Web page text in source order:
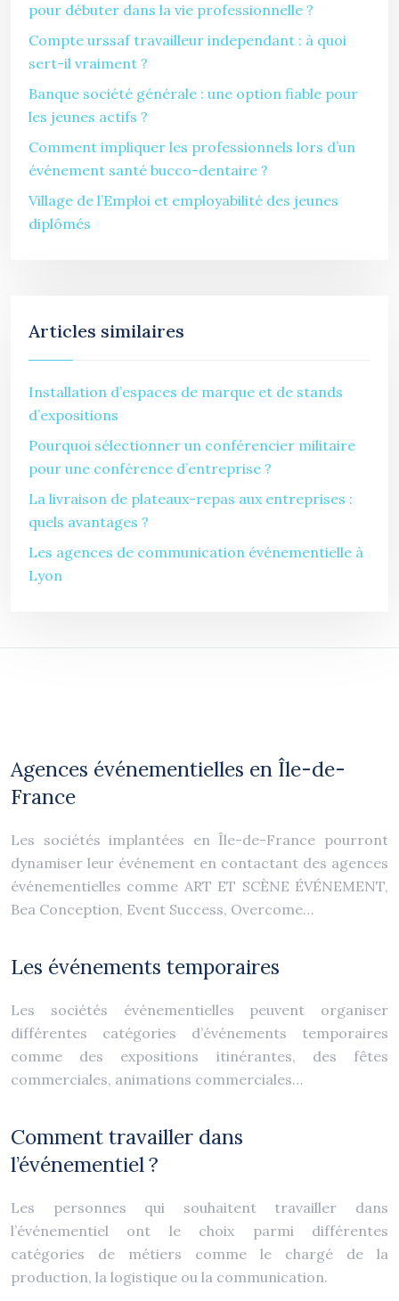
pour débuter dans la vie professionnelle ?
Compte urssaf travailleur independant : à quoi
sert-il vraiment ?
Banque société générale : une option fiable pour
les jeunes actifs ?
Comment impliquer les professionnels lors d’un
événement santé bucco-dentaire ?
Village de l’Emploi et employabilité des jeunes
diplômés
Articles similaires
Installation d’espaces de marque et de stands
d’expositions
Pourquoi sélectionner un conférencier militaire
pour une conférence d’entreprise ?
La livraison de plateaux-repas aux entreprises :
quels avantages ?
Les agences de communication événementielle à
Lyon
Agences événementielles en Île-de-
France
Les sociétés implantées en Île-de-France pourront
dynamiser leur événement en contactant des agences
événementielles comme ART ET SCÈNE ÉVÉNEMENT,
Bea Conception, Event Success, Overcome…
Les événements temporaires
Les sociétés événementielles peuvent organiser
différentes catégories d’événements temporaires
comme des expositions itinérantes, des fêtes
commerciales, animations commerciales…
Comment travailler dans
l’événementiel ?
Les personnes qui souhaitent travailler dans
l’événementiel ont le choix parmi différentes
catégories de métiers comme le chargé de la
production, la logistique ou la communication.